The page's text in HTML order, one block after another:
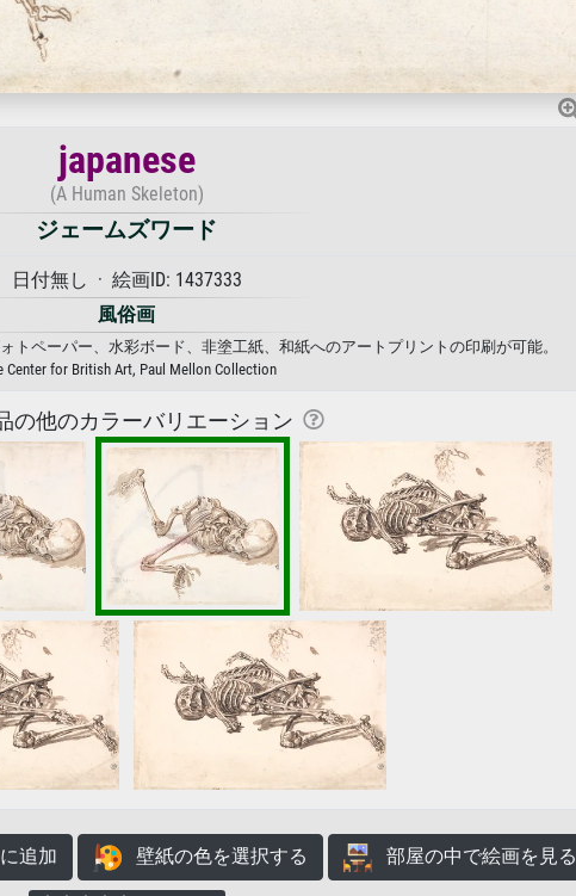
japanese
(A Human Skeleton)
ジェームズワード
日付無し · 絵画ID: 1437333
風俗画
トペーパー、水彩ボード、非塗工紙、和紙へのアートプリントの印刷が可能。
Center for British Art, Paul Mellon Collection
の他のカラーバリエーション
追加 壁紙の色を選択する 部屋の中で絵画を見る